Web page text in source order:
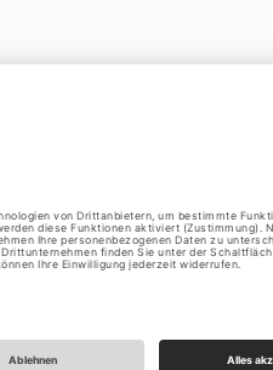
zur-zahnaerztlichen-
vor einer